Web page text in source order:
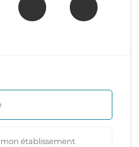
établissement